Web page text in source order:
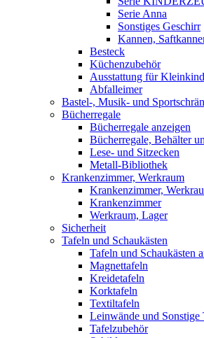
Serie Anna
Sonstiges Geschirr
Kannen,
Besteck
Küchenzubehör
Ausstattung für
Abfalleimer
Bastel-, Musik- und
Bücherregale
Bücherregale anzeigen
Bücherregale, Behälter
Lese- und Sitzecken
Metall-Bibliothek
Krankenzimmer, Werkraum
Krankenzimmer,
Krankenzimmer
Werkraum, Lager
Sicherheit
Tafeln und Schaukästen
Tafeln und Schaukästen
Magnettafeln
Kreidetafeln
Korktafeln
Textiltafeln
Leinwände und Sonstige
Tafelzubehör